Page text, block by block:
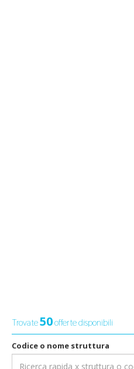
Trovate50offerte disponibili
Codice o nome struttura